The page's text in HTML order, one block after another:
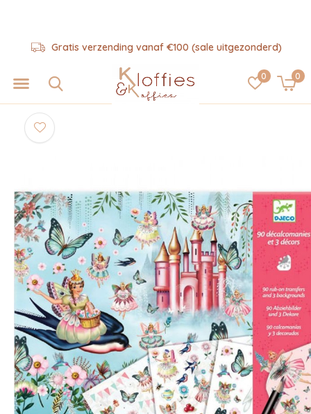
0 0
Gratis verzending vanaf €100 (sale uitgezonderd)